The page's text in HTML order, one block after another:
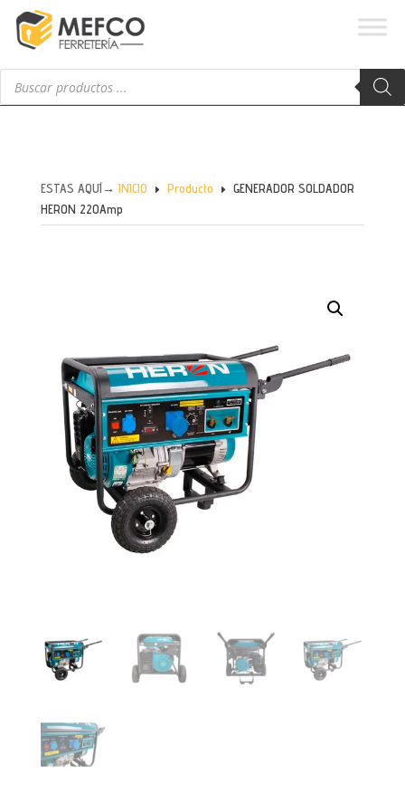
Búsqueda
productos
ESTAS AQUÍ→ INICIO E Producto E GENERADOR SOLDADOR
HERON 220Amp